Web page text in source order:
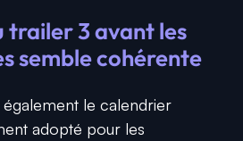
trailer 3 avant les
semble cohérente
le calendrier
adopté pour les